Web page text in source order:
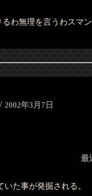
わ無理を言うわスマ
/2002年3月7日
最
いた事が発掘される。